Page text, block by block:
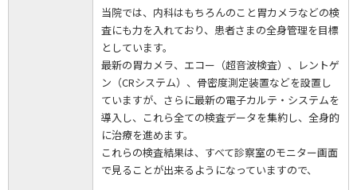
当院では、内科はもちろんのこと胃カメラなどの検
査にも力を入れており、患者さまの全身管理を目標
としています。
最新の胃カメラ、エコー（超音波検査）、レントゲ
ン（CRシステム）、骨密度測定装置などを設置し
ていますが、さらに最新の電子カルテ・システムを
導入し、これら全ての検査データを集約し、全身的
に治療を進めます。
これらの検査結果は、すべて診察室のモニター画面
で見ることが出来るようになっていますので、